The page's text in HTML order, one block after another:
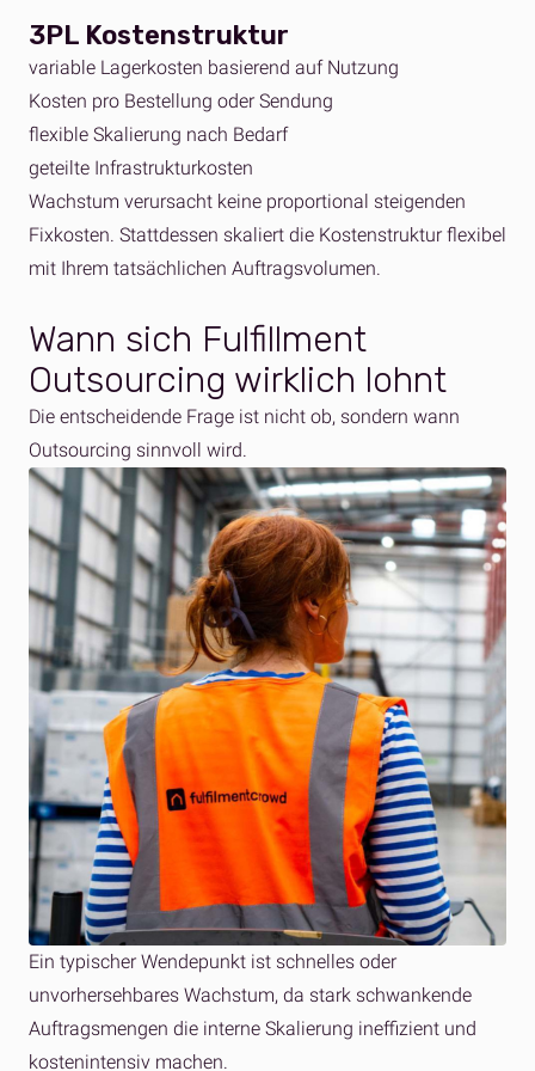
3PL Kostenstruktur
variable Lagerkosten basierend auf Nutzung
Kosten pro Bestellung oder Sendung
flexible Skalierung nach Bedarf
geteilte Infrastrukturkosten
Wachstum verursacht keine proportional steigenden
Fixkosten. Stattdessen skaliert die Kostenstruktur flexibel
mit Ihrem tatsächlichen Auftragsvolumen.
Wann sich Fulfillment
Outsourcing wirklich lohnt
Die entscheidende Frage ist nicht ob, sondern wann
Outsourcing sinnvoll wird.
Ein typischer Wendepunkt ist schnelles oder
unvorhersehbares Wachstum, da stark schwankende
Auftragsmengen die interne Skalierung ineffizient und
kostenintensiv machen.